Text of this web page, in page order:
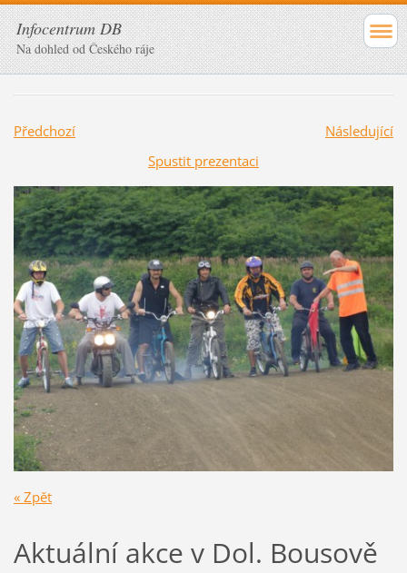
Infocentrum DB
Na dohled od Českého ráje
Předchozí
Následující
Spustit prezentaci
« Zpět
Aktuální akce v Dol. Bousově